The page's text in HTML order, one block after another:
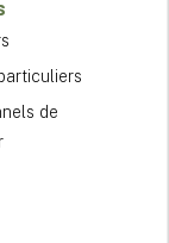
de